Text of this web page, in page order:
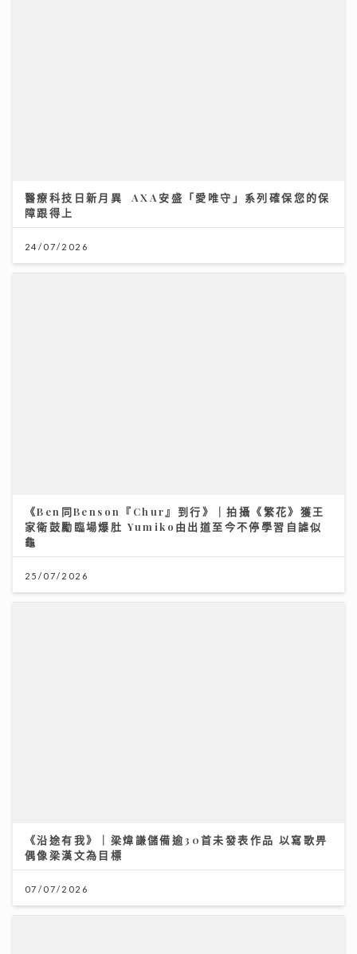
醫療科技日新月異 AXA安盛「愛唯守」系列確保您的保
障跟得上
24/07/2026
《Ben同Benson『Chur』到行》｜拍攝《繁花》獲王
家衛鼓勵臨場爆肚 Yumiko由出道至今不停學習自謔似
龜
25/07/2026
《沿途有我》｜梁煒謙儲備逾30首未發表作品 以寫歌畀
偶像梁漢文為目標
07/07/2026